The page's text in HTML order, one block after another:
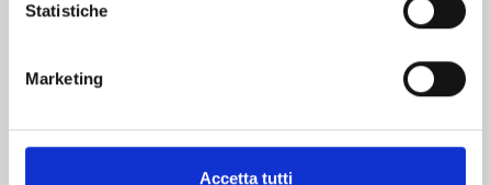
Statistiche
Marketing
Accetta tutti